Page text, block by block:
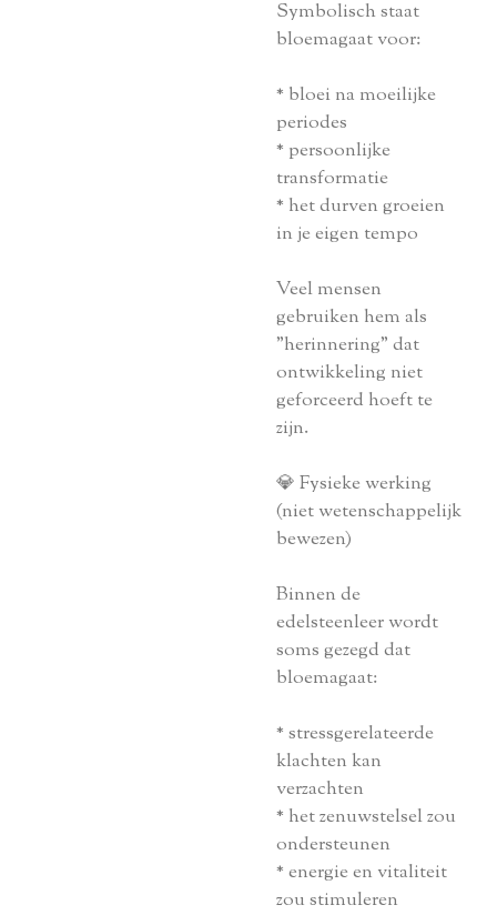
Symbolisch staat
bloemagaat voor:
* bloei na moeilijke
periodes
* persoonlijke
transformatie
* het durven groeien
in je eigen tempo
Veel mensen
gebruiken hem als
"herinnering" dat
ontwikkeling niet
geforceerd hoeft te
zijn.
💎 Fysieke werking
(niet wetenschappelijk
bewezen)
Binnen de
edelsteenleer wordt
soms gezegd dat
bloemagaat:
* stressgerelateerde
klachten kan
verzachten
* het zenuwstelsel zou
ondersteunen
* energie en vitaliteit
zou stimuleren